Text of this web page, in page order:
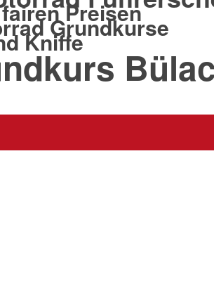
Preisen
Grundkurse
Kniffe